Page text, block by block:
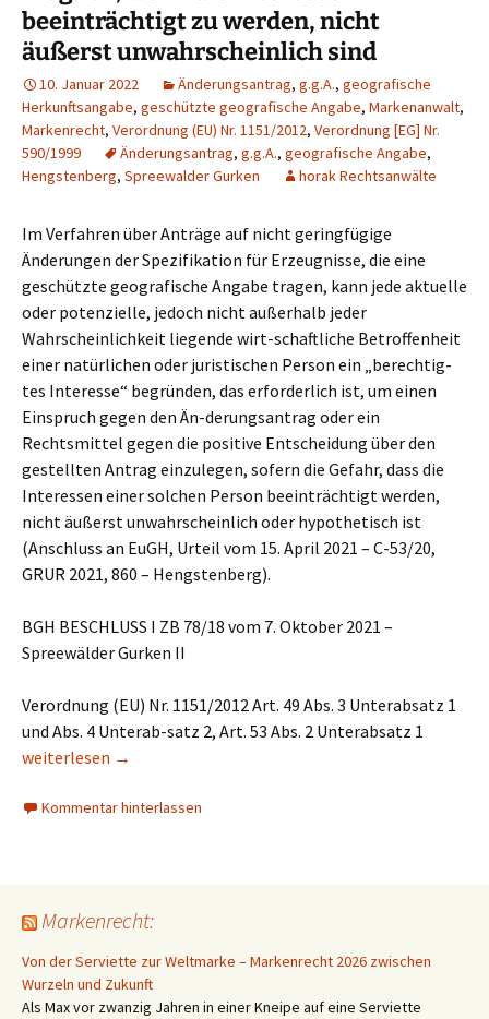
beeinträchtigt zu werden, nicht
äußerst unwahrscheinlich sind
10. Januar 2022 Änderungsantrag, g.g.A., geografische
Herkunftsangabe, geschützte geografische Angabe, Markenanwalt,
Markenrecht, Verordnung (EU) Nr. 1151/2012, Verordnung [EG] Nr.
590/1999
Änderungsantrag, g.g.A., geografische Angabe,
Hengstenberg, Spreewalder Gurken horak Rechtsanwälte
Im Verfahren über Anträge auf nicht geringfügige
Änderungen der Spezifikation für Erzeugnisse, die eine
geschützte geografische Angabe tragen, kann jede aktuelle
oder potenzielle, jedoch nicht außerhalb jeder
Wahrscheinlichkeit liegende wirt-schaftliche Betroffenheit
einer natürlichen oder juristischen Person ein „berechtig-
tes Interesse“ begründen, das erforderlich ist, um einen
Einspruch gegen den Än-derungsantrag oder ein
Rechtsmittel gegen die positive Entscheidung über den
gestellten Antrag einzulegen, sofern die Gefahr, dass die
Interessen einer solchen Person beeinträchtigt werden,
nicht äußerst unwahrscheinlich oder hypothetisch ist
(Anschluss an EuGH, Urteil vom 15. April 2021 – C-53/20,
GRUR 2021, 860 – Hengstenberg).
BGH BESCHLUSS I ZB 78/18 vom 7. Oktober 2021 –
Spreewälder Gurken II
Verordnung (EU) Nr. 1151/2012 Art. 49 Abs. 3 Unterabsatz 1
und Abs. 4 Unterab-satz 2, Art. 53 Abs. 2 Unterabsatz 1
Einspruch gegen den Änderungsantrag einer geografischen
weiterlesen →
Kommentar hinterlassen
Markenrecht:
Von der Serviette zur Weltmarke – Markenrecht 2026 zwischen
Wurzeln und Zukunft
Als Max vor zwanzig Jahren in einer Kneipe auf eine Serviette